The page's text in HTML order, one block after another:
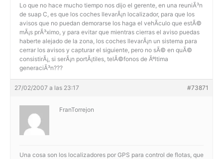
Lo que no hace mucho tiempo nos dijo el gerente, en una reuniÃ³n
de suap C, es que los coches llevarÃ¡n localizador, para que los
avisos que no puedan demorarse los haga el vehÃ­culo que estÃ©
mÃ¡s prÃ³ximo, y para evitar que mientras cierras el aviso puedas
haberte alejado de la zona, los coches llevarÃ¡n un sistema para
cerrar los avisos y capturar el siguiente, pero no sÃ© en quÃ©
consistirÃ¡, si serÃ¡n portÃ¡tiles, telÃ©fonos de Ãºltima
generaciÃ³n???
27/02/2007 a las 23:17 #73871
FranTorrejon
Una cosa son los localizadores por GPS para control de flotas, que